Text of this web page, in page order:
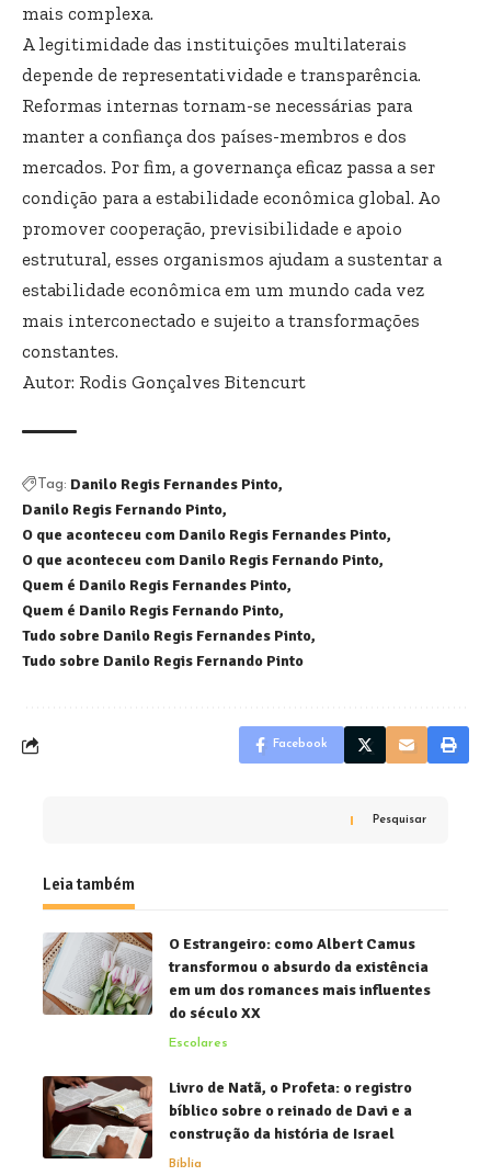
mais complexa.
A legitimidade das instituições multilaterais
depende de representatividade e transparência.
Reformas internas tornam-se necessárias para
manter a confiança dos países-membros e dos
mercados. Por fim, a governança eficaz passa a ser
condição para a estabilidade econômica global. Ao
promover cooperação, previsibilidade e apoio
estrutural, esses organismos ajudam a sustentar a
estabilidade econômica em um mundo cada vez
mais interconectado e sujeito a transformações
constantes.
Autor: Rodis Gonçalves Bitencurt
Tag: Danilo Regis Fernandes Pinto
Danilo Regis Fernando Pinto
O que aconteceu com Danilo Regis Fernandes Pinto
O que aconteceu com Danilo Regis Fernando Pinto
Quem é Danilo Regis Fernandes Pinto
Quem é Danilo Regis Fernando Pinto
Tudo sobre Danilo Regis Fernandes Pinto
Tudo sobre Danilo Regis Fernando Pinto
Facebook
Pesquisar
Leia também
O Estrangeiro: como Albert Camus
transformou o absurdo da existência
em um dos romances mais influentes
do século XX
Escolares
Livro de Natã, o Profeta: o registro
bíblico sobre o reinado de Davi e a
construção da história de Israel
Bíblia